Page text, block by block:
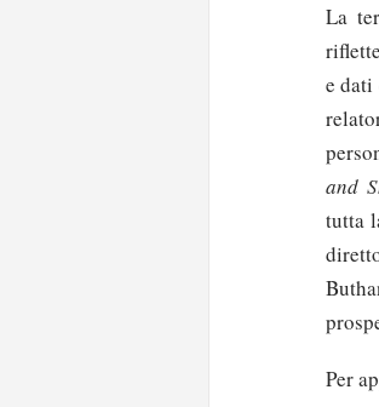
La
e
and
tutta
Per